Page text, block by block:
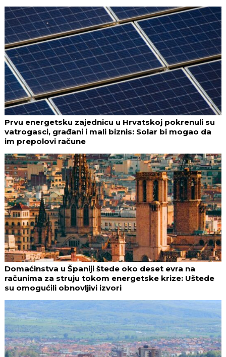
Prvu energetsku zajednicu u Hrvatskoj pokrenuli su
vatrogasci, građani i mali biznis: Solar bi mogao da
im prepolovi račune
Domaćinstva u Španiji štede oko deset evra na
računima za struju tokom energetske krize: Uštede
su omogućili obnovljivi izvori